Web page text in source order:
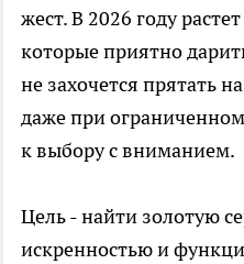
жест. В 2026 году
которые приятно
не захочется прятать
даже при
к выбору с вниманием.
Цель - найти золотую
искренностью и